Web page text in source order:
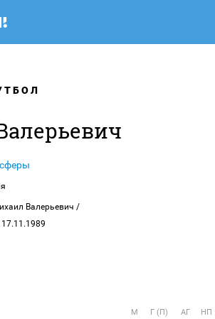
Валерьевич /
17.11.1989
М Г (П) АГ НП